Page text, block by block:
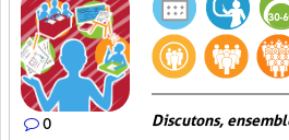
0 Discutons,